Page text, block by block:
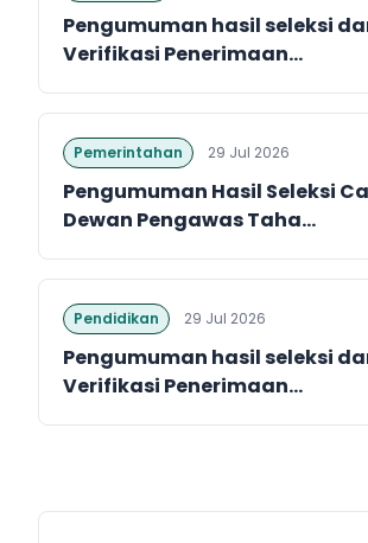
Pengumuman hasil seleksi
Verifikasi Penerimaan...
Pemerintahan 29 Jul 2026
Pengumuman Hasil Seleksi
Dewan Pengawas Taha...
Pendidikan 29 Jul 2026
Pengumuman hasil seleksi
Verifikasi Penerimaan...